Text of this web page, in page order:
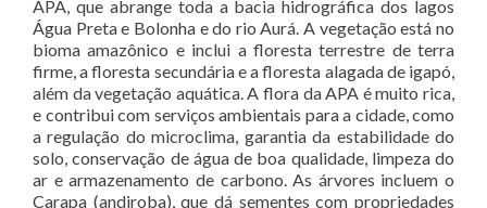
APA, que abrange toda a bacia hidrográfica dos lagos
Água Preta e Bolonha e do rio Aurá. A vegetação está no
bioma amazônico e inclui a floresta terrestre de terra
firme, a floresta secundária e a floresta alagada de igapó,
além da vegetação aquática. A flora da APA é muito rica,
e contribui com serviços ambientais para a cidade, como
a regulação do microclima, garantia da estabilidade do
solo, conservação de água de boa qualidade, limpeza do
ar e armazenamento de carbono. As árvores incluem o
Carapa (andiroba), que dá sementes com propriedades